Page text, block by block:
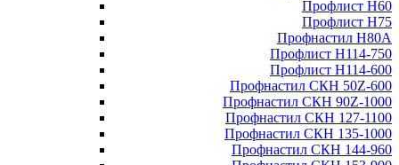
Профлист Н60
Профлист Н75
Профнастил Н80А
Профлист Н114-750
Профлист Н114-600
Профнастил СКН 50Z-600
Профнастил СКН 90Z-1000
Профнастил СКН 127-1100
Профнастил СКН 135-1000
Профнастил СКН 144-960